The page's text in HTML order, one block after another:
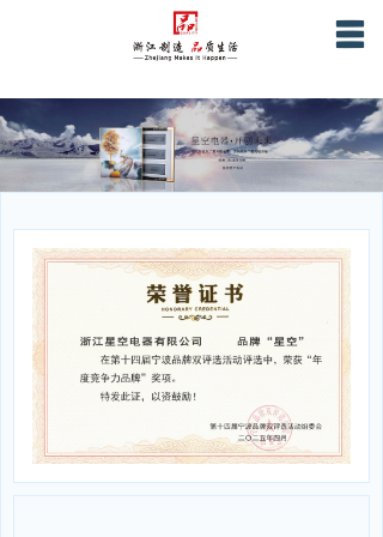
关于星空
产品服务
营销网络
战略合作
企业证书资质
联系我们